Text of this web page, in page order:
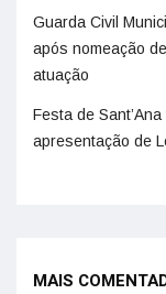
Guarda Civil
após nomeação
atuação
Festa de
apresentação de
MAIS